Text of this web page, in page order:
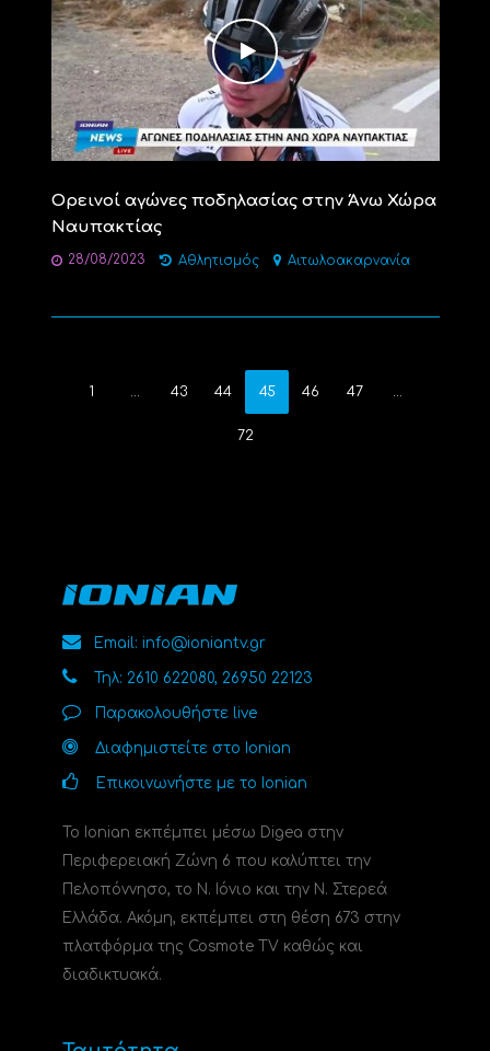
Ορεινοί αγώνες ποδηλασίας στην Άνω Χώρα
Ναυπακτίας
28/08/2023 Αθλητισμός Αιτωλοακαρνανία
1 43 44 45 46 47
72
Email: info@ioniantv.gr
Τηλ: 2610 622080, 26950 22123
Παρακολουθήστε live
Διαφημιστείτε στο Ionian
Επικοινωνήστε με το Ionian
Το Ionian εκπέμπει μέσω Digea στην
Περιφερειακή Ζώνη 6 που καλύπτει την
Πελοπόννησο, το N. Ιόνιο και την Ν. Στερεά
Ελλάδα. Ακόμη, εκπέμπει στη θέση 673 στην
πλατφόρμα της Cosmote TV καθώς και
διαδικτυακά.